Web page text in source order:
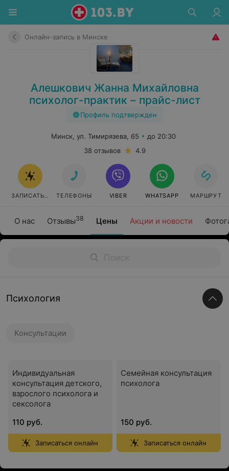
Онлайн-запись в Минске
Алешкович Жанна Михайловна
психолог-практик – прайс-лист
Профиль подтвержден
О нас Отзывы38 Цены Акции и новости
Минск, ул. Тимирязева, 65
до 20:30
38 отзывов
4.9
ЗАПИСАТЬСЯ ОНЛАЙН
ТЕЛЕФОНЫ VIBER WHATSAPP МАРШРУТ
Психология
Консультации
Индивидуальная
консультация детского,
взрослого психолога и
сексолога
110 руб.
Записаться онлайн
Семейная консультация
психолога
150 руб.
Записаться онлайн